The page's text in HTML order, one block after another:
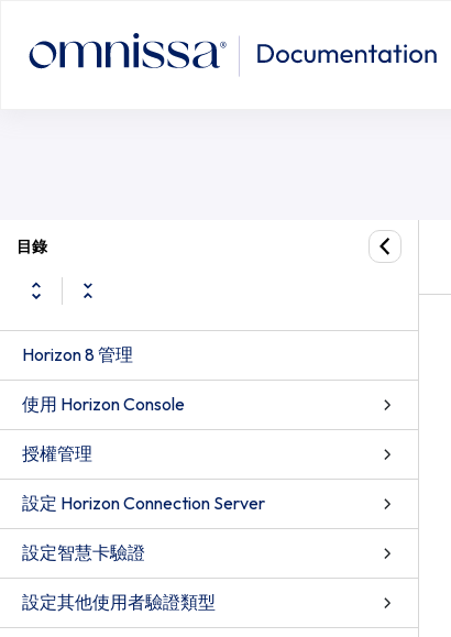
設定未驗證存取
目錄
Horizon 8 管理
使用 Horizon Console
授權管理
設定 Horizon Connection Server
設定智慧卡驗證
設定其他使用者驗證類型